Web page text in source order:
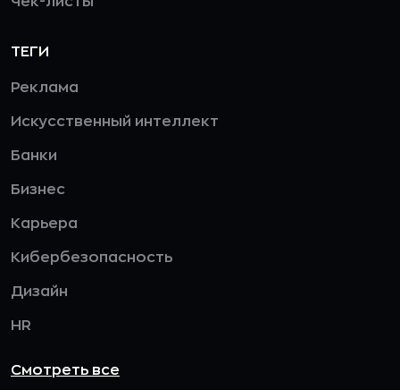
ТЕГИ
Реклама
Искусственный интеллект
Банки
Бизнес
Карьера
Кибербезопасность
Дизайн
HR
Смотреть все